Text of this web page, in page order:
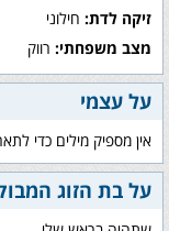
זיקה לדת: חילוני
מצב משפחתי: רווק
על עצמי
אין מספיק מילים כדי
על בת הזוג